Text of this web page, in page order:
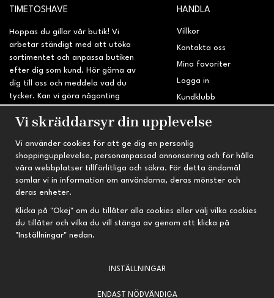
TIMETOSHAVE
Hoppas du gillar vår butik! Vi
arbetar ständigt med att utöka
sortimentet och anpassa butiken
efter dig som kund. Hör gärna av
dig till oss och meddela vad du
tycker. Kan vi göra någonting
sidan?
HANDLA
Villkor
Kontakta oss
Mina favoriter
Logga in
Kundklubb
INFORMATION
Om oss
Nyheter
Nyhetsbrev
Om cookies
Prenumeration
TRYGG HANDEL
Fri frakt vid köp över 695 kr
Kvalitetsprodukter till kanonpris
Vi skräddarsyr din upplevelse
Vi använder cookies för att ge dig en personlig
shoppingupplevelse, personanpassad annonsering och för hålla
våra webbplatser tillförlitliga och säkra. För detta ändamål
samlar vi in information om användarna, deras mönster och
deras enheter.
Klicka på "Okej" om du tillåter alla cookies eller välj vilka cookies
du tillåter och vilka du vill stänga av genom att klicka på
"Inställningar" nedan.
INSTÄLLNINGAR
ENDAST NÖDVÄNDIGA